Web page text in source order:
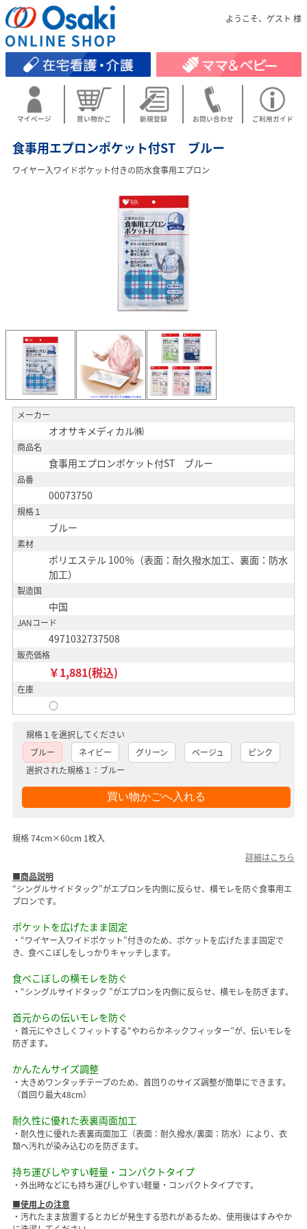
ようこそ、ゲスト 様
マイページ 買い物かご 新規登録 お問い合わせ ご利用ガイド
食事用エプロンポケット付ST ブルー
ワイヤー入ワイドポケット付きの防水食事用エプロン
メーカー
オオサキメディカル㈱
商品名
食事用エプロンポケット付ST ブルー
品番
00073750
規格１
ブルー
素材
ポリエステル 100％（表面：耐久撥水加工、裏面：防水
加工）
製造国
中国
JANコード
4971032737508
販売価格
￥1,881(税込)
在庫
○
規格１を選択してください
ブルー
ネイビー グリーン ベージュ
ピンク
選択された規格１：ブルー
規格 74cm×60cm 1枚入
詳細はこちら
■商品説明
“シングルサイドタック”がエプロンを内側に反らせ、横モレを防ぐ食事用エ
プロンです。
ポケットを広げたまま固定
・“ワイヤー入ワイドポケット”付きのため、ポケットを広げたまま固定で
き、食べこぼしをしっかりキャッチします。
食べこぼしの横モレを防ぐ
・“シングルサイドタック ”がエプロンを内側に反らせ、横モレを防ぎます。
首元からの伝いモレを防ぐ
・首元にやさしくフィットする“やわらかネックフィッター”が、伝いモレを
防ぎます。
かんたんサイズ調整
・大きめワンタッチテープのため、首回りのサイズ調整が簡単にできます。
（首回り最大48cm）
耐久性に優れた表裏両面加工
・耐久性に優れた表裏両面加工（表面：耐久撥水/裏面：防水）により、衣
類へ汚れが染み込むのを防ぎます。
持ち運びしやすい軽量・コンパクトタイプ
・外出時などにも持ち運びしやすい軽量・コンパクトタイプです。
■使用上の注意
・汚れたまま放置するとカビが発生する恐れがあるため、使用後はすみやか